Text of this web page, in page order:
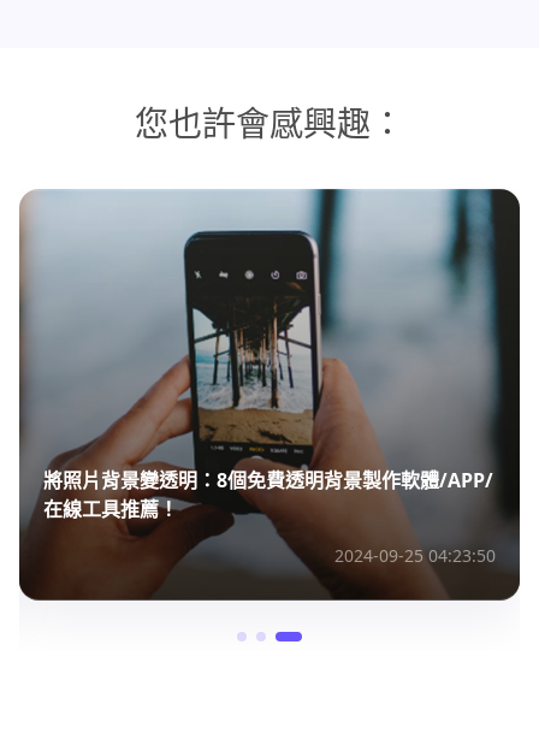
您也許會感興趣：
將照片背景變透明：8個免費透明背景製作軟體/APP/
在線工具推薦！
2024-09-25 04:23:50